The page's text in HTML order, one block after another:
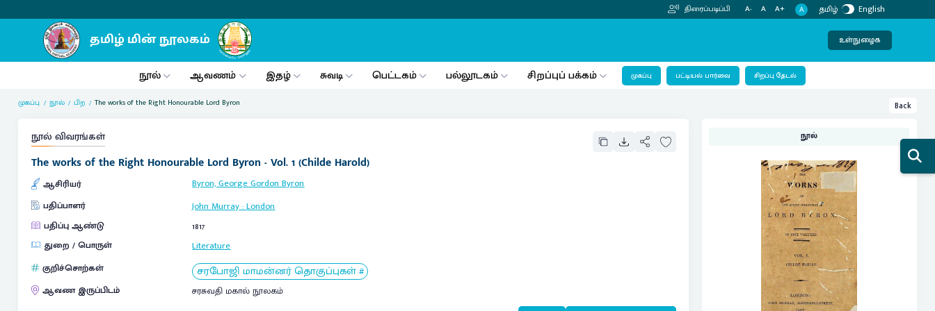
திரைப்படிப்பி A- A A+ A தமிழ் English
உள்நுழைக
நூல் ஆவணம் இதழ் சுவடி பெட்டகம் பல்லூடகம் சிறப்புப் பக்கம் முகப்பு பட்டியல் பார்வை சிறப்பு தேடல்
முகப்பு நூல் பிற The works of the Right Honourable Lord Byron Back
நூல் விவரங்கள்
The works of the Right Honourable Lord Byron - Vol. 1 (Childe Harold)
ஆசிரியர்
Byron, George Gordon Byron
பதிப்பாளர்
John Murray:London
பதிப்பு ஆண்டு
1817
துறை / பொருள்
Literature
குறிச்சொற்கள்
சரபோஜி மாமன்னர் தொகுப்புகள் #
ஆவண இருப்பிடம் சரசுவதி மகால் நூலகம்
நூல்